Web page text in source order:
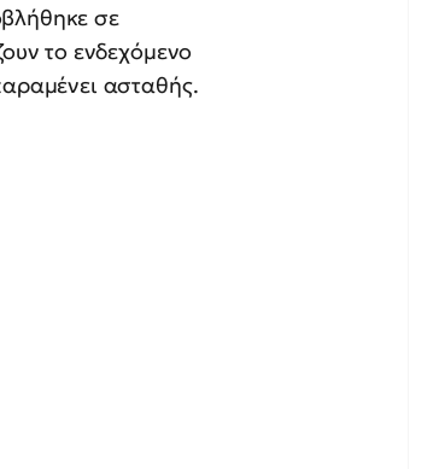
σε
το ενδεχόμενο
ασταθής.